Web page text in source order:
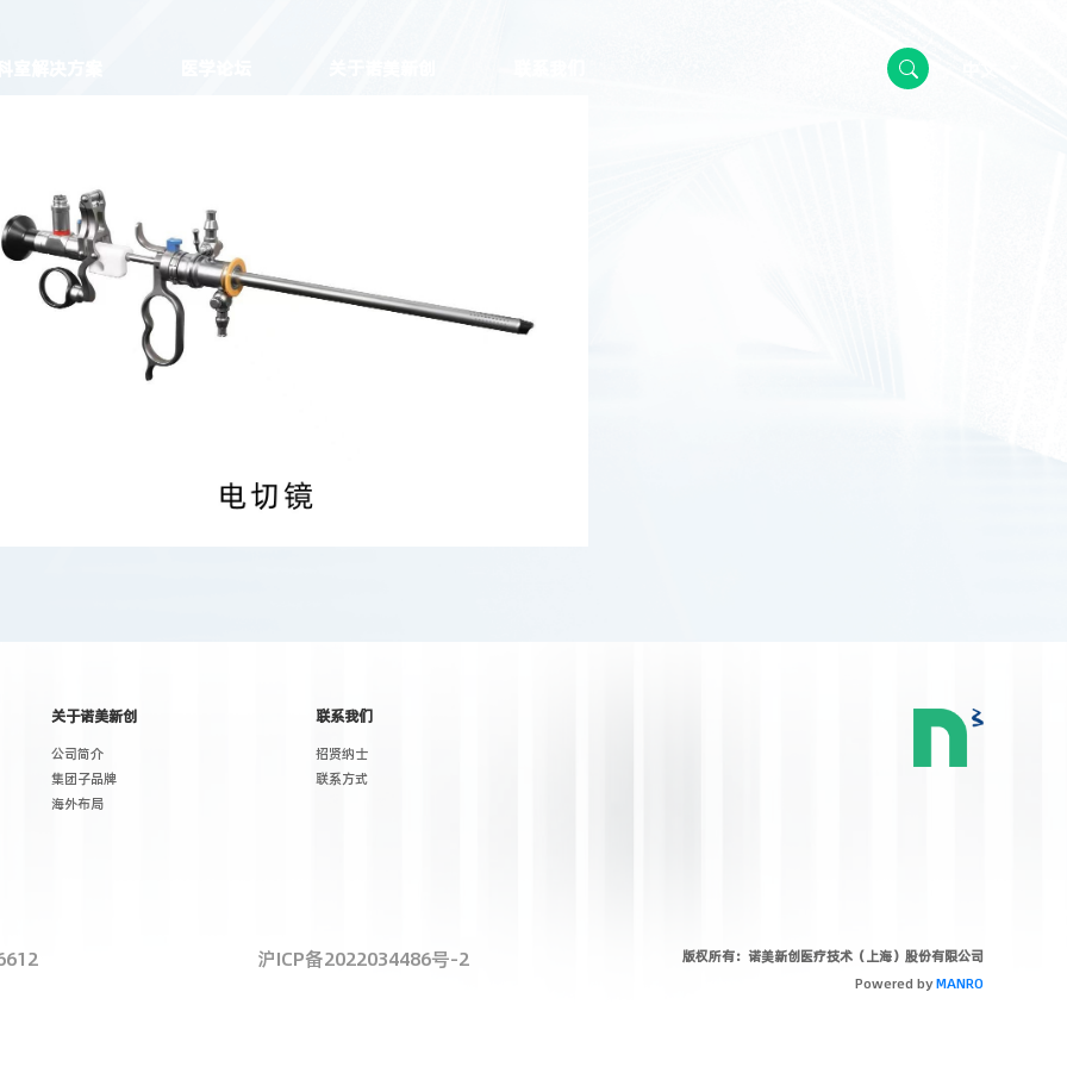
关于诺美新创
公司简介
集团子品牌
海外布局
联系我们
招贤纳士
联系方式
沪ICP备2022034486号-2
版权所有：诺美新创医疗技术（上海）股份有限公司
Powered byMANRO